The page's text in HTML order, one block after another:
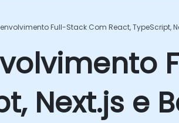
Full-Stack Com React, TypeScript,
Next.js e